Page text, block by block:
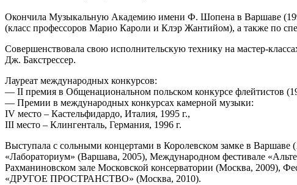
Окончила Музыкальную Академию имени Ф. Шопена в Варшаве
(класс профессоров Марио Кароли и Клэр Жантийом), а также по
Совершенствовала свою исполнительскую технику на мастер-
Дж. Бакстрессер.
Лауреат международных конкурсов:
— II премия в Общенациональном польском конкурсе флейтистов
— Премии в международных конкурсах камерной музыки:
IV место – Кастельфидардо, Италия, 1995 г.,
III место – Клингенталь, Германия, 1996 г.
Выступала с сольными концертами в Королевском замке в
«Лабораториум» (Варшава, 2005), Международном фестивале
Рахманиновском зале Московской консерватории (Москва, 2009),
«ДРУГОЕ ПРОСТРАНСТВО» (Mосква, 2010).